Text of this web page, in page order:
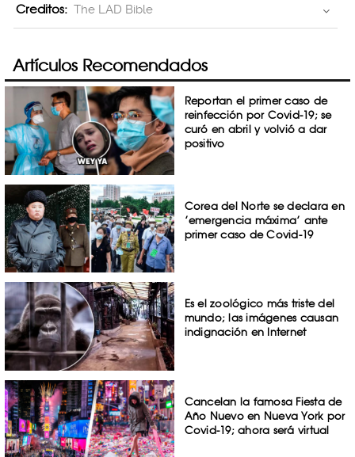
Creditos: The LAD Bible
Artículos Recomendados
Reportan el primer caso de
reinfección por Covid-19; se
curó en abril y volvió a dar
positivo
Corea del Norte se declara en
’emergencia máxima’ ante
primer caso de Covid-19
Es el zoológico más triste del
mundo; las imágenes causan
indignación en Internet
Cancelan la famosa Fiesta de
Año Nuevo en Nueva York por
Covid-19; ahora será virtual